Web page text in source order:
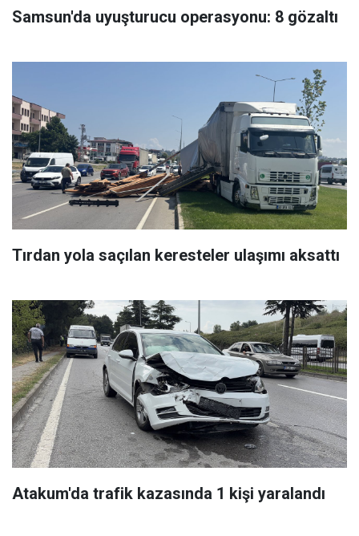
Samsun'da uyuşturucu operasyonu: 8 gözaltı
Tırdan yola saçılan keresteler ulaşımı aksattı
Atakum'da trafik kazasında 1 kişi yaralandı